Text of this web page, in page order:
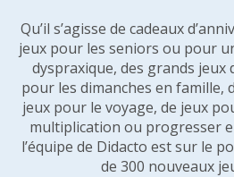
Qu’il s’agisse de cadeaux
jeux pour les seniors ou pour
dyspraxique, des grands jeux
pour les dimanches en famille,
jeux pour le voyage, de jeux
multiplication ou progresser
l’équipe de Didacto est sur le
de 300 nouveaux